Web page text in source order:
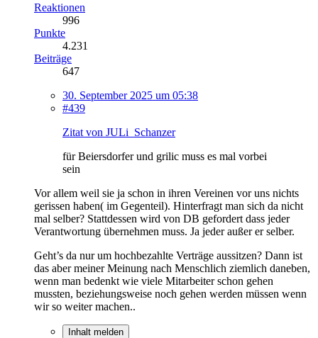
Reaktionen
996
Punkte
4.231
Beiträge
647
30. September 2025 um 05:38
#439
Zitat von JULi_Schanzer
für Beiersdorfer und grilic muss es mal vorbei
sein
Vor allem weil sie ja schon in ihren Vereinen vor uns nichts
gerissen haben( im Gegenteil). Hinterfragt man sich da nicht
mal selber? Stattdessen wird von DB gefordert dass jeder
Verantwortung übernehmen muss. Ja jeder außer er selber.
Geht’s da nur um hochbezahlte Verträge aussitzen? Dann ist
das aber meiner Meinung nach Menschlich ziemlich daneben,
wenn man bedenkt wie viele Mitarbeiter schon gehen
mussten, beziehungsweise noch gehen werden müssen wenn
wir so weiter machen..
Inhalt melden